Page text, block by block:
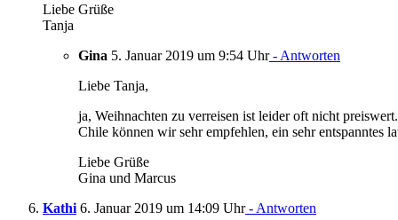
Liebe Grüße
Tanja
Gina 5. Januar 2019 um 9:54 Uhr- Antworten
Liebe Tanja,
ja, Weihnachten zu verreisen ist leider oft nicht
Chile können wir sehr empfehlen, ein sehr entspanntes
Liebe Grüße
Gina und Marcus
Kathi 6. Januar 2019 um 14:09 Uhr- Antworten